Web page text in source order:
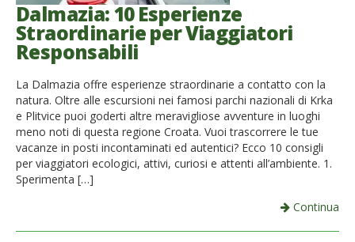
Dalmazia: 10 Esperienze
Straordinarie per Viaggiatori
Responsabili
La Dalmazia offre esperienze straordinarie a contatto con la
natura. Oltre alle escursioni nei famosi parchi nazionali di Krka
e Plitvice puoi goderti altre meravigliose avventure in luoghi
meno noti di questa regione Croata. Vuoi trascorrere le tue
vacanze in posti incontaminati ed autentici? Ecco 10 consigli
per viaggiatori ecologici, attivi, curiosi e attenti all’ambiente. 1.
Sperimenta […]
Continua